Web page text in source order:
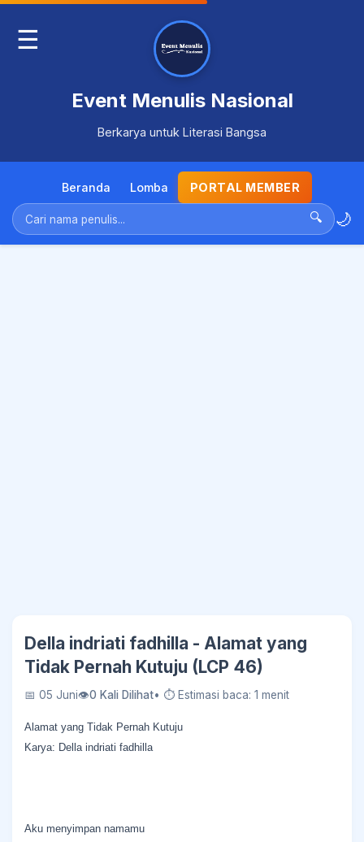
☰
Event Menulis Nasional
Berkarya untuk Literasi Bangsa
Beranda Lomba PORTAL MEMBER
🔍 🌙
Della indriati fadhilla - Alamat yang
Tidak Pernah Kutuju (LCP 46)
📅 05 Juni👁0 Kali Dilihat• ⏱ Estimasi baca: 1 menit
Alamat yang Tidak Pernah Kutuju
Karya: Della indriati fadhilla
Aku menyimpan namamu